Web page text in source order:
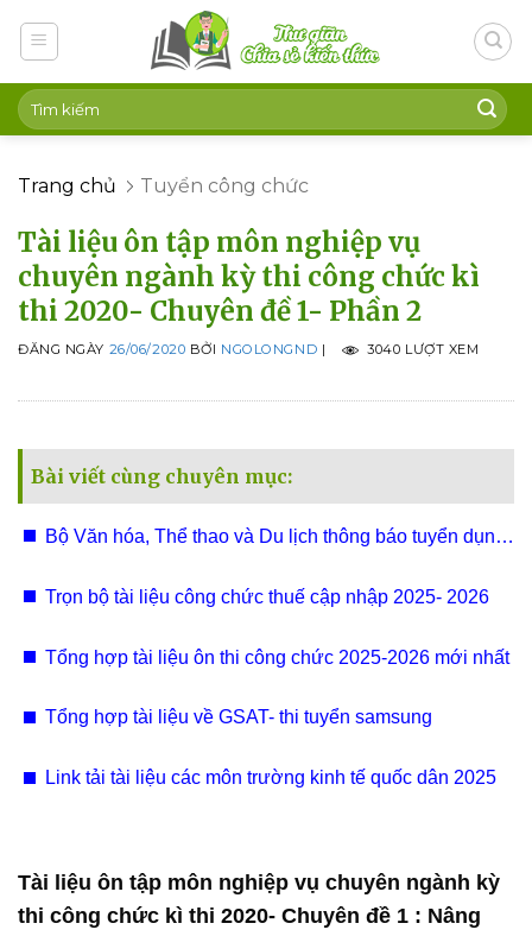
Trang chủ Tuyển công chức
Tài liệu ôn tập môn nghiệp vụ
chuyên ngành kỳ thi công chức kì
thi 2020- Chuyên đề 1- Phần 2
ĐĂNG NGÀY 26/06/2020 BỞI NGOLONGND | 3040 LƯỢT XEM
Bài viết cùng chuyên mục:
Bộ Văn hóa, Thể thao và Du lịch thông báo tuyển dụng
Trọn bộ tài liệu công chức thuế cập nhập 2025- 2026
Tổng hợp tài liệu ôn thi công chức 2025-2026 mới nhất
Tổng hợp tài liệu về GSAT- thi tuyển samsung
Link tải tài liệu các môn trường kinh tế quốc dân 2025
Tài liệu ôn tập môn nghiệp vụ chuyên ngành kỳ
thi công chức kì thi 2020- Chuyên đề 1 : Nâng